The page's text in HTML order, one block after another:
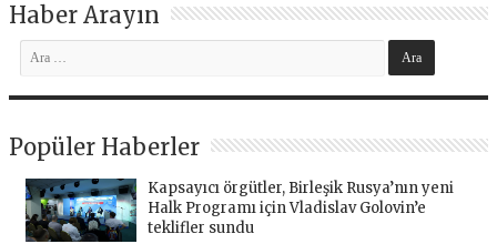
Haber Arayın
Popüler Haberler
Kapsayıcı örgütler, Birleşik Rusya’nın yeni
Halk Programı için Vladislav Golovin’e
teklifler sundu